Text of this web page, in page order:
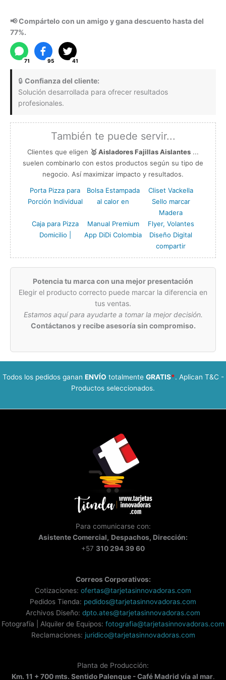
Calor
para
vasos
de
Café
📢 Compártelo con un amigo y gana descuento hasta del
77%.
71 95 41
🔒 Confianza del cliente:
Solución desarrollada para ofrecer resultados
profesionales.
También te puede servir...
Clientes que eligen 🥇 Aisladores Fajillas Aislantes ...
suelen combinarlo con estos productos según su tipo de
negocio. Así maximizar impacto y resultados.
Porta Pizza para
Porción Individual
Bolsa Estampada
al calor en
Cliset Vackella
Sello marcar
Madera
Caja para Pizza
Domicilio |
Manual Premium
App DiDi Colombia
Flyer, Volantes
Diseño Digital
compartir
Potencia tu marca con una mejor presentación
Elegir el producto correcto puede marcar la diferencia en
tus ventas.
Estamos aquí para ayudarte a tomar la mejor decisión.
Contáctanos y recibe asesoría sin compromiso.
Todos los pedidos ganan ENVÍO totalmente GRATIS*. Aplican T&C -
Productos seleccionados.
Para comunicarse con:
AsistenteComercial, Despachos, Dirección:
+57 310 294 39 60
Correos Corporativos:
Cotizaciones: ofertas@tarjetasinnovadoras.com
Pedidos Tienda: pedidos@tarjetasinnovadoras.com
Archivos Diseño: dpto.ates@tarjetasinnovadoras.com
Fotografía | Alquiler de Equipos: fotografia@tarjetasinnovadoras.com
Reclamaciones: juridico@tarjetasinnovadoras.com
Planta de Producción:
Km. 11 + 700 mts. Sentido Palenque - Café Madrid vía al mar.